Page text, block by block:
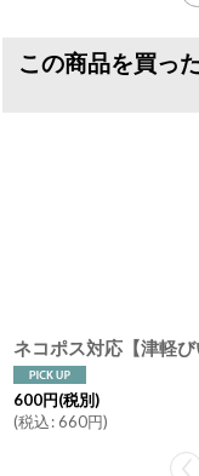
この商品を買っ
600円(税別)
(税込:660円)